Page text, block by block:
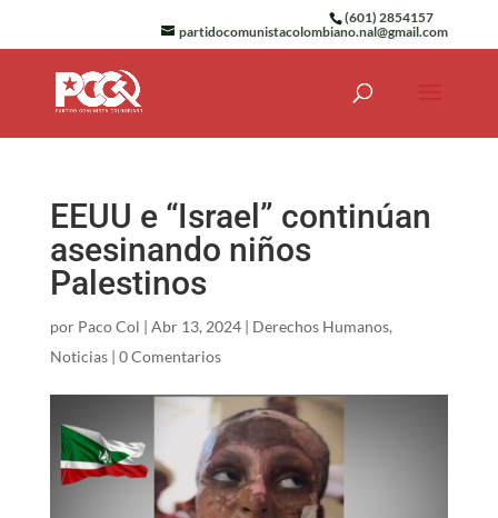
(601) 2854157
partidocomunistacolombiano.nal@gmail.com
EEUU e “Israel” continúan
asesinando niños
Palestinos
por Paco Col | Abr 13, 2024| Derechos Humanos,
Noticias| 0 Comentarios